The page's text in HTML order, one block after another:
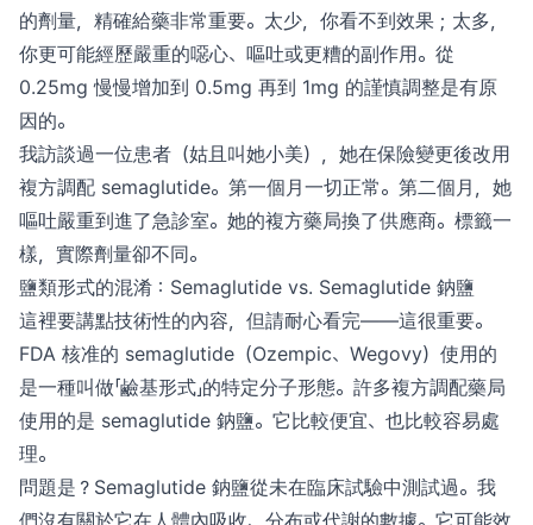
的劑量，精確給藥非常重要。太少，你看不到效果；太多，
你更可能經歷嚴重的噁心、嘔吐或更糟的副作用。從
0.25mg 慢慢增加到 0.5mg 再到 1mg 的謹慎調整是有原
因的。
我訪談過一位患者（姑且叫她小美），她在保險變更後改用
複方調配 semaglutide。第一個月一切正常。第二個月，她
嘔吐嚴重到進了急診室。她的複方藥局換了供應商。標籤一
樣，實際劑量卻不同。
鹽類形式的混淆：Semaglutide vs. Semaglutide 鈉鹽
這裡要講點技術性的內容，但請耐心看完——這很重要。
FDA 核准的 semaglutide（Ozempic、Wegovy）使用的
是一種叫做「鹼基形式」的特定分子形態。許多複方調配藥局
使用的是 semaglutide 鈉鹽。它比較便宜、也比較容易處
理。
問題是？Semaglutide 鈉鹽從未在臨床試驗中測試過。我
們沒有關於它在人體內吸收、分布或代謝的數據。它可能效